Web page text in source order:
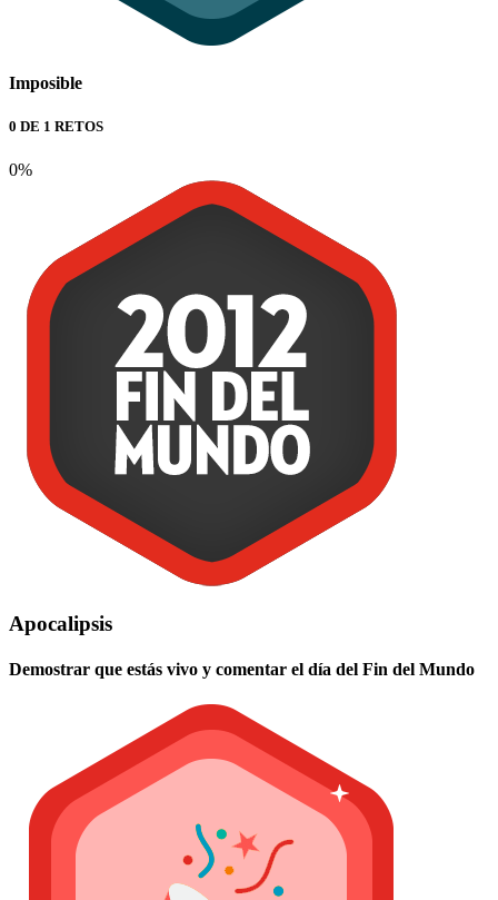
Imposible
0 DE 1 RETOS
0%
Apocalipsis
Demostrar que estás vivo y comentar el día del Fin del Mundo